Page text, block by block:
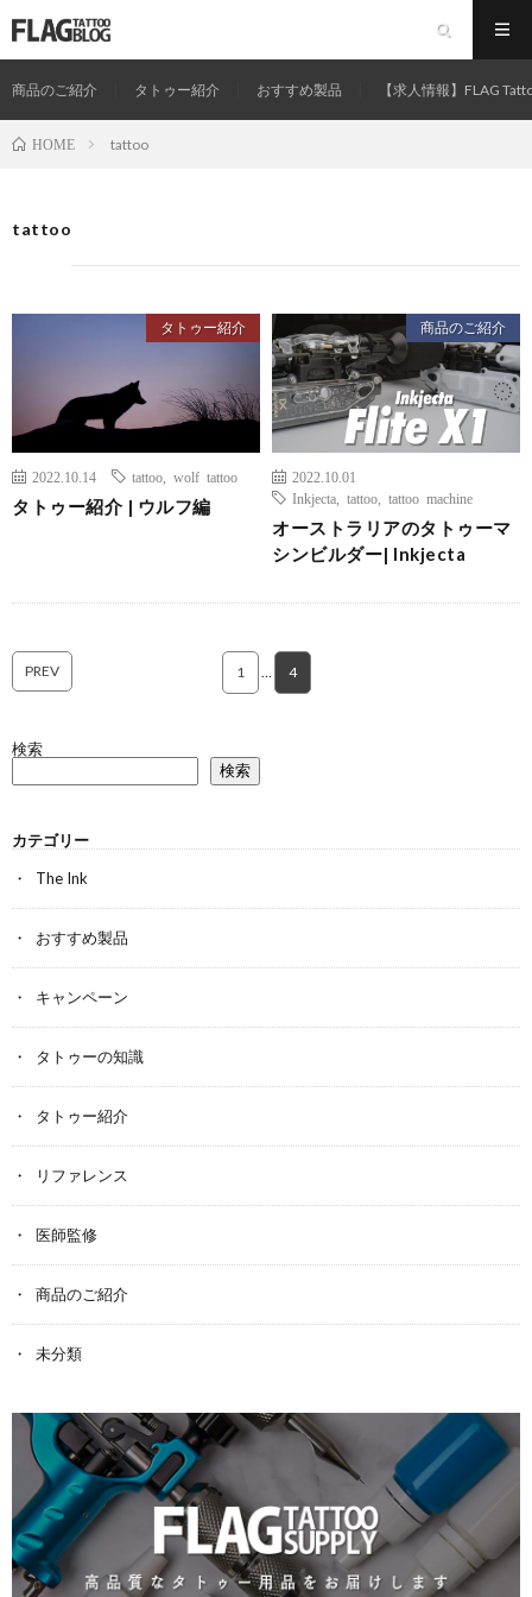
商品のご紹介 タトゥー紹介 おすすめ製品 【求人情報】FLAG
HOME tattoo
tattoo
タトゥー紹介
2022.10.14 tattoo wolf tattoo
タトゥー紹介 | ウルフ編
商品のご紹介
2022.10.01
Inkjecta
tattoo tattoo machine
オーストラリアのタトゥーマ
シンビルダー| Inkjecta
PREV 1 4
検索
検索
カテゴリー
The Ink
おすすめ製品
キャンペーン
タトゥーの知識
タトゥー紹介
リファレンス
医師監修
商品のご紹介
未分類